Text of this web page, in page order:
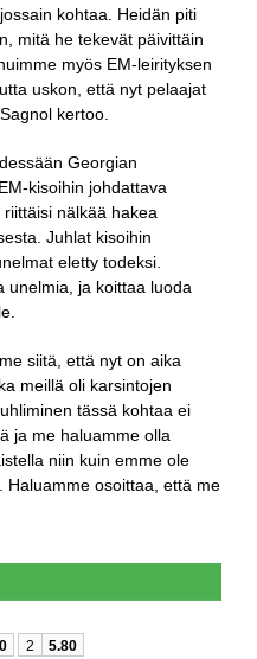
kohtaa. Heidän piti
mitä he tekevät päivittäin
myös EM-leirityksen
uskon, että nyt pelaajat
kertoo.
Georgian
kisoihin johdattava
nälkää hakea
Juhlat kisoihin
eletty todeksi.
unelmia, ja koittaa luoda
siitä, että nyt on aika
meillä oli karsintojen
tässä kohtaa ei
ja me haluamme olla
niin kuin emme ole
Haluamme osoittaa, että me
2 5.80